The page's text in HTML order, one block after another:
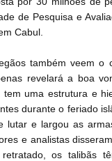
de Pesquisa e
Cabul.
também veem
revelará a boa
uma estrutura e
durante o feriado
lutar e largou as
e analistas
retratado, os talibãs